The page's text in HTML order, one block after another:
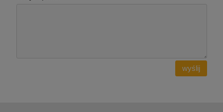
wyślij